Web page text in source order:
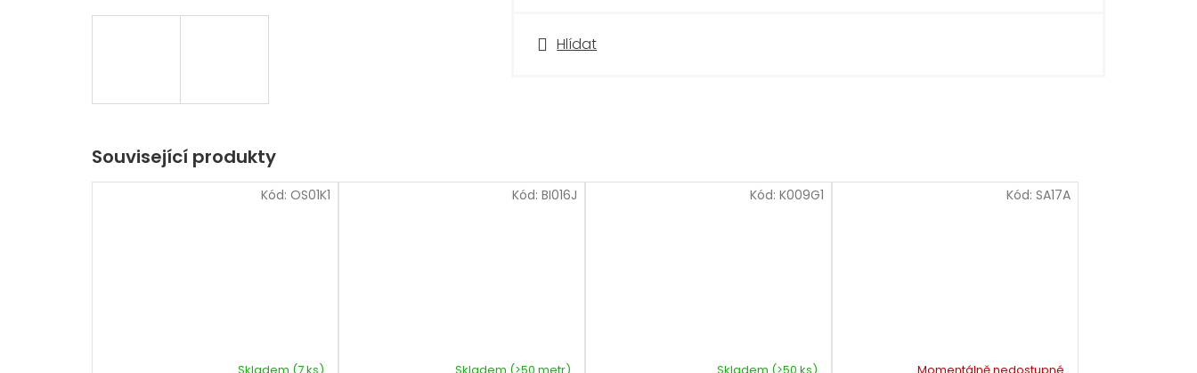
Hlídat
Související produkty
Kód: OS01K1 Kód: BI016J Kód: K009G1 Kód: SA17A